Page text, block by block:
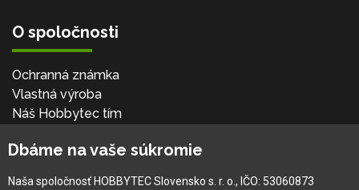
O spoločnosti
Ochranná známka
Vlastná výroba
Náš Hobbytec tím
Naša história
Dbáme na vaše súkromie
Naša spoločnosť HOBBYTEC Slovensko s. r. o., IČO: 53060873